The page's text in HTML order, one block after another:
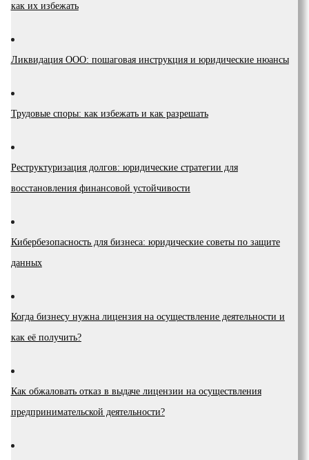
как их избежать
Ликвидация ООО: пошаговая инструкция и юридические нюансы
Трудовые споры: как избежать и как разрешать
Реструктуризация долгов: юридические стратегии для
восстановления финансовой устойчивости
Кибербезопасность для бизнеса: юридические советы по защите
данных
Когда бизнесу нужна лицензия на осуществление деятельности и
как её получить?
Как обжаловать отказ в выдаче лицензии на осуществления
предпринимательской деятельности?